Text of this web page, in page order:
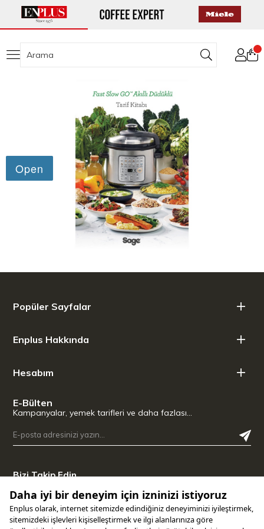
Popüler Sayfalar
Enplus Hakkında
Hesabım
E-Bülten
Kampanyalar, yemek tarifleri ve daha fazlası…
Bizi Takip Edin